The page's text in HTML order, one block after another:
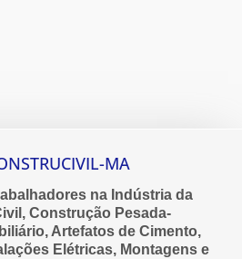
MA
na Indústria da
Construção Pesada-
Artefatos de Cimento,
Elétricas, Montagens e